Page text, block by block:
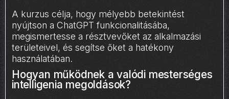
A kurzus célja, hogy mélyebb betekintést
nyújtson a ChatGPT funkcionalitásába,
megismertesse a résztvevőket az alkalmazási
területeivel, és segítse őket a hatékony
használatában.
Hogyan működnek a valódi mesterséges
intelligenia megoldások?